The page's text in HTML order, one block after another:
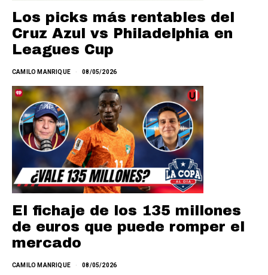
Los picks más rentables del
Cruz Azul vs Philadelphia en
Leagues Cup
CAMILO MANRIQUE 08/05/2026
El fichaje de los 135 millones
de euros que puede romper el
mercado
CAMILO MANRIQUE 08/05/2026